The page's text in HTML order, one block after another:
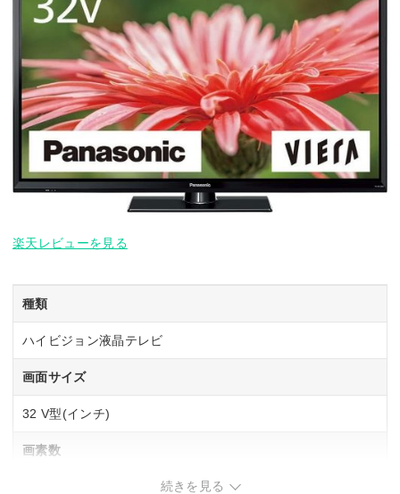
楽天レビューを見る
種類
ハイビジョン液晶テレビ
画面サイズ
32 V型(インチ)
画素数
続きを見る